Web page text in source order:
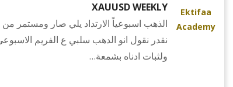
Ektifaa
Academy
XAUUSD WEEKLY
ولثبات ادناه بشمعة…